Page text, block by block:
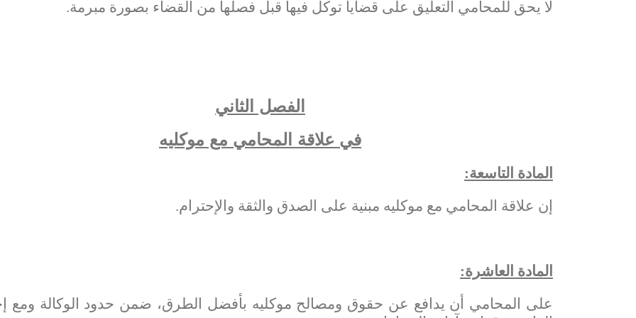
لا يحق للمحامي التعليق على قضايا توكل فيها قبل فصلها من القضاء بصورة مبرمة.
الفصل الثاني
في علاقة المحامي مع موكليه
المادة التاسعة:
إن علاقة المحامي مع موكليه مبنية على الصدق والثقة والإحترام.
المادة العاشرة:
على المحامي أن يدافع عن حقوق ومصالح موكليه بأفضل الطرق، ضمن حدود الوكالة ومع